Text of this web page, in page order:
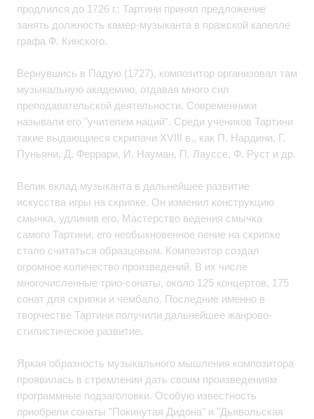
продлился до 1726 г.: Тартини принял предложение
занять должность камер-музыканта в пражской капелле
графа Ф. Кинского.
Вернувшись в Падую (1727), композитор организовал там
музыкальную академию, отдавая много сил
преподавательской деятельности. Современники
называли его "учителем наций". Среди учеников Тартини
такие выдающиеся скрипачи XVIII в., как П. Нардини, Г.
Пуньяни, Д. Феррари, И. Науман, П. Лауссе, Ф. Руст и др.
Велик вклад музыканта в дальнейшее развитие
искусства игры на скрипке. Он изменил конструкцию
смычка, удлинив его. Мастерство ведения смычка
самого Тартини, его необыкновенное пение на скрипке
стало считаться образцовым. Композитор создал
огромное количество произведений. В их числе
многочисленные трио-сонаты, около 125 концертов, 175
сонат для скрипки и чембало. Последние именно в
творчестве Тартини получили дальнейшее жанрово-
стилистическое развитие.
Яркая образность музыкального мышления композитора
проявилась в стремлении дать своим произведениям
программные подзаголовки. Особую известность
приобрели сонаты "Покинутая Дидона" и "Дьявольская